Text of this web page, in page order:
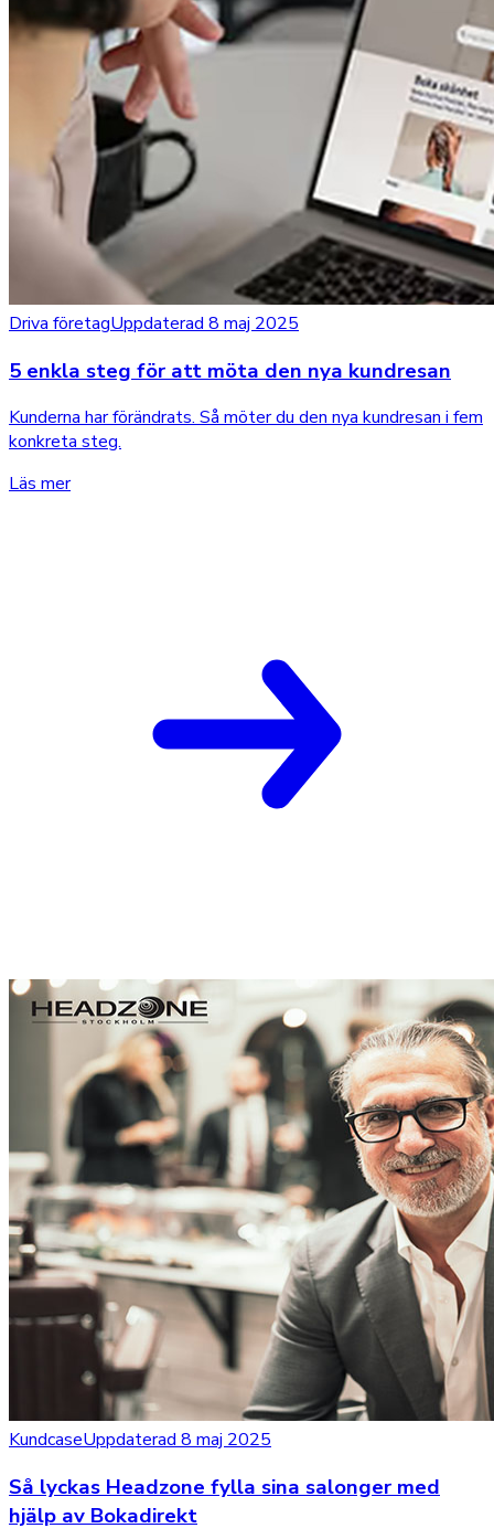
Driva företagUppdaterad 8 maj 2025
5 enkla steg för att möta den nya kundresan
Kunderna har förändrats. Så möter du den nya kundresan i fem
konkreta steg.
Läs mer
KundcaseUppdaterad 8 maj 2025
Så lyckas Headzone fylla sina salonger med
hjälp av Bokadirekt